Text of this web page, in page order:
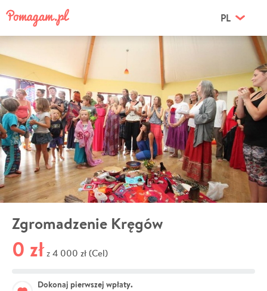
PL
Zgromadzenie Kręgów
0 zł z 4 000 zł (Cel)
Dokonaj pierwszej wpłaty.